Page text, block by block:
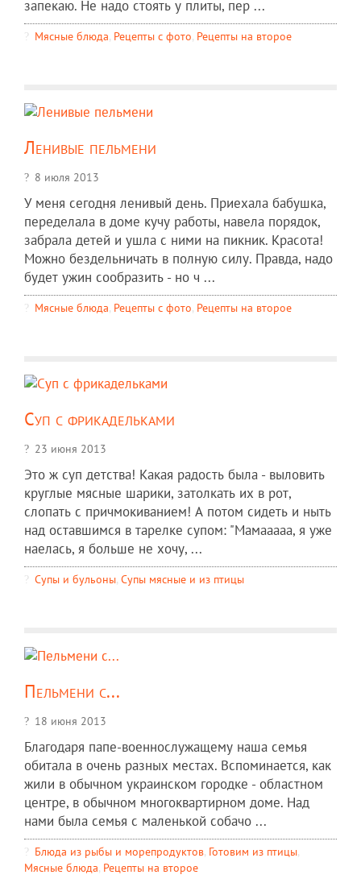
запекаю. Не надо стоять у плиты, пер ...
Мясные блюда, Рецепты c фото, Рецепты на второе
Ленивые пельмени
8 июля 2013
У меня сегодня ленивый день. Приехала бабушка,
переделала в доме кучу работы, навела порядок,
забрала детей и ушла с ними на пикник. Красота!
Можно бездельничать в полную силу. Правда, надо
будет ужин сообразить - но ч ...
Мясные блюда, Рецепты c фото, Рецепты на второе
Суп с фрикадельками
23 июня 2013
Это ж суп детства! Какая радость была - выловить
круглые мясные шарики, затолкать их в рот,
слопать с причмокиванием! А потом сидеть и ныть
над оставшимся в тарелке супом: "Мамааааа, я уже
наелась, я больше не хочу, ...
Супы и бульоны, Супы мясные и из птицы
Пельмени с...
18 июня 2013
Благодаря папе-военнослужащему наша семья
обитала в очень разных местах. Вспоминается, как
жили в обычном украинском городке - областном
центре, в обычном многоквартирном доме. Над
нами была семья с маленькой собачо ...
Блюда из рыбы и морепродуктов, Готовим из птицы,
Мясные блюда, Рецепты на второе